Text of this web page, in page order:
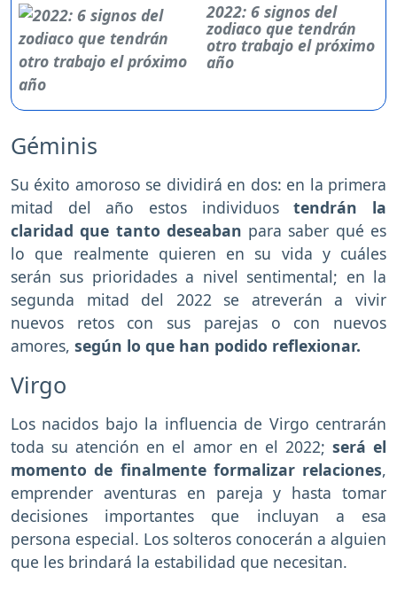
2022: 6 signos del
zodiaco que tendrán
otro trabajo el próximo
año
Géminis
Su éxito amoroso se dividirá en dos: en la primera
mitad del año estos individuostendrán la
claridad que tanto deseaban para saber qué es
lo que realmente quieren en su vida y cuáles
serán sus prioridades a nivel sentimental; en la
segunda mitad del 2022 se atreverán a vivir
nuevos retos con sus parejas o con nuevos
amores, según lo que han podido reflexionar.
Virgo
Los nacidos bajo la influencia de Virgo centrarán
toda su atención en el amor en el 2022; será el
momento de finalmente formalizar relaciones,
emprender aventuras en pareja y hasta tomar
decisiones importantes que incluyan a esa
persona especial. Los solteros conocerán a alguien
que les brindará la estabilidad que necesitan.